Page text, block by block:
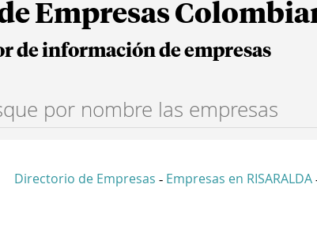
Empresas
de información de empresas
Directorio de Empresas - Empresas en RISARALDA